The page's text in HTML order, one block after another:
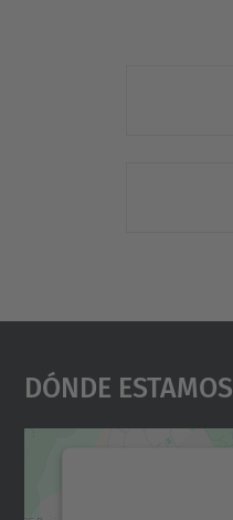
Dónde Estamos